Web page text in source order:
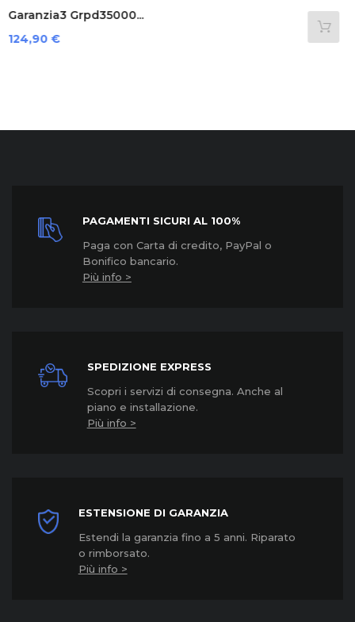
Garanzia3 Cover 12 Mesi...
PAGAMENTI SICURI AL 100%
Paga con Carta di credito, PayPal o
Bonifico bancario.
Più info >
SPEDIZIONE EXPRESS
Scopri i servizi di consegna. Anche al
piano e installazione.
Più info >
ESTENSIONE DI GARANZIA
Estendi la garanzia fino a 5 anni. Riparato
o rimborsato.
Più info >